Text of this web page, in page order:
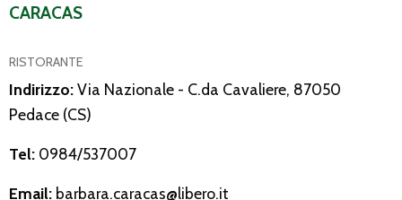
CARACAS
RISTORANTE
Indirizzo:Via Nazionale - C.da Cavaliere, 87050
Pedace (CS)
Tel: 0984/537007
Email: barbara.caracas@libero.it